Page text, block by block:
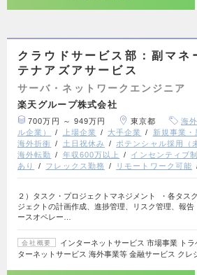
クラウドサービス部：副マ
テナアズアサービス
サーバ・ネットワークエンジニア
楽天グループ株式会社
700万円 ～ 949万円 東京都
海
ル企業）
上場企業 大手企業 新規事業・
海外折衝
土日祝休み ポテンシャル採用（
海外転勤
年収600万以上 インセンティブ
あり
フレックス勤務 リモートワーク可能
２）タスク・プロジェクトマネジメント ・各タス
ジェクトの計画作成、進捗管理、リスク管理、報告
ースオペレー…
会社概要
インターネットサービス 市場事業 ト
ターネットサービス 海外事業等 金融サービス クレ